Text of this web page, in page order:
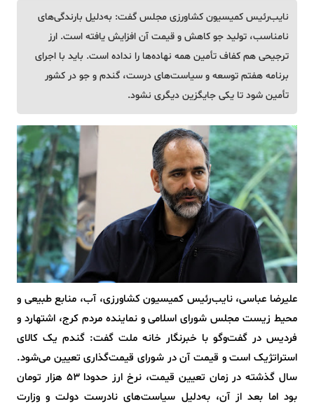
نایب‌رئیس کمیسیون کشاورزی مجلس گفت: به‌دلیل بارندگی‌های
نامناسب، تولید جو کاهش و قیمت آن افزایش یافته است. ارز
ترجیحی هم کفاف تأمین همه نهاده‌ها را نداده است. باید با اجرای
برنامه هفتم توسعه و سیاست‌های درست، گندم و جو در کشور
تأمین شود تا یکی جایگزین دیگری نشود.
علیرضا عباسی، نایب‌رئیس کمیسیون کشاورزی، آب، منابع طبیعی و
محیط زیست مجلس شورای اسلامی و نماینده مردم کرج، اشتهارد و
فردیس در گفت‌وگو با خبرنگار خانه ملت گفت: گندم یک کالای
استراتژیک است و قیمت آن در شورای قیمت‌گذاری تعیین می‌شود.
سال گذشته در زمان تعیین قیمت، نرخ ارز حدودا 53 هزار تومان
بود اما بعد از آن، به‌دلیل سیاست‌های نادرست دولت و وزارت